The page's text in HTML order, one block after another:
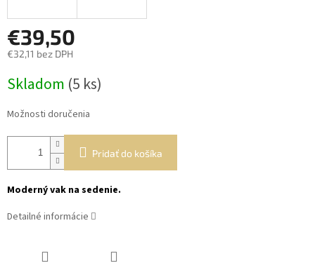
€39,50
€32,11 bez DPH
cena:
Skladom (5 ks)
Možnosti doručenia
Pridať do košíka
Moderný vak na sedenie.
Detailné informácie